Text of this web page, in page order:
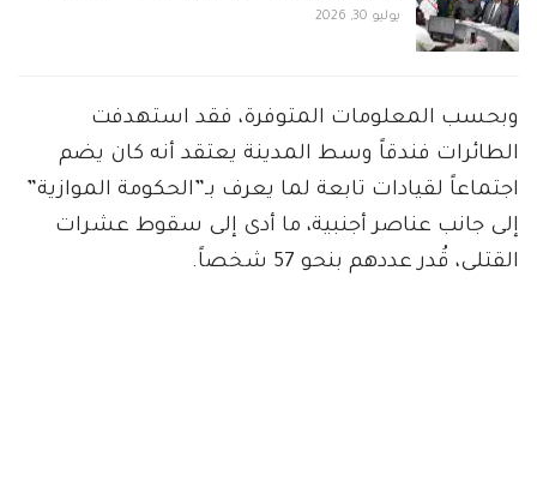
يوليو 30, 2026
وبحسب المعلومات المتوفرة، فقد استهدفت
الطائرات فندقاً وسط المدينة يعتقد أنه كان يضم
اجتماعاً لقيادات تابعة لما يعرف بـ”الحكومة الموازية”
إلى جانب عناصر أجنبية، ما أدى إلى سقوط عشرات
القتلى، قُدر عددهم بنحو 57 شخصاً.